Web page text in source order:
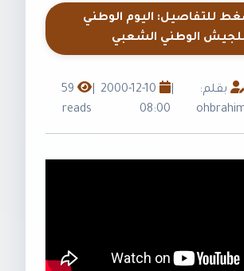
للتفاصيل: اليوم الوطني
الوطني الشعبي
بقلم:
2000-12-10
08:00
59
reads